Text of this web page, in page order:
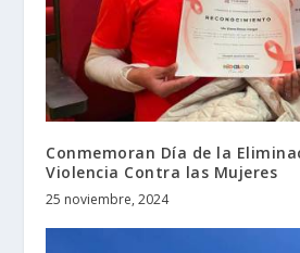
Conmemoran Día de la
Violencia Contra las Mujeres
25 noviembre, 2024